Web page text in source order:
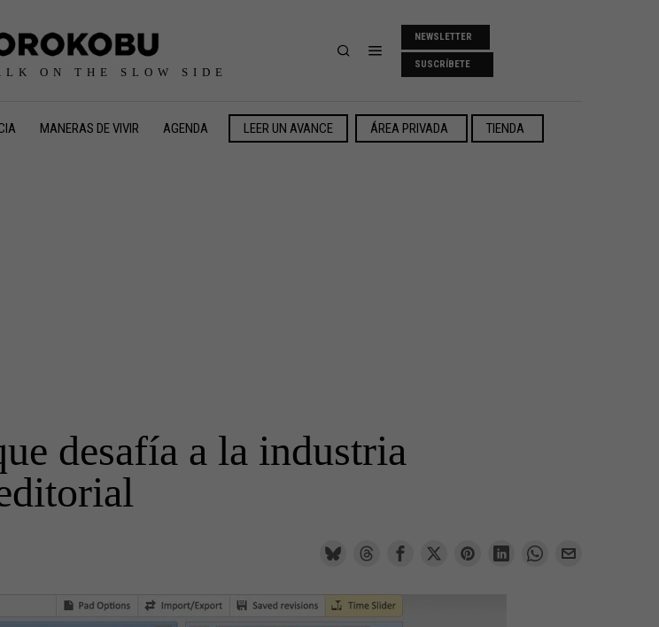
ON THE SLOW SIDE
NEWSLETTER
SUSCRÍBETE
MANERAS DE VIVIR AGENDA LEER UN AVANCE ÁREA PRIVADA TIENDA
desafía a la industria